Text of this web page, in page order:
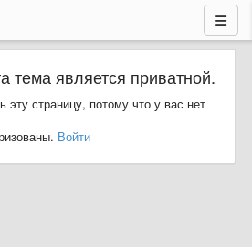
тема является приватной.
страницу, потому что у вас нет
Войти